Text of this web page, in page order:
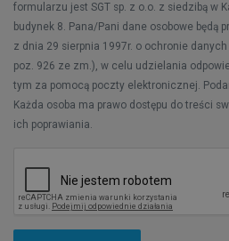
formularzu jest SGT sp. z o.o. z siedzibą w
budynek 8. Pana/Pani dane osobowe będą
z dnia 29 sierpnia 1997r. o ochronie
poz. 926 ze zm.), w celu udzielania
tym za pomocą poczty elektronicznej.
Każda osoba ma prawo dostępu do treści
ich poprawiania.